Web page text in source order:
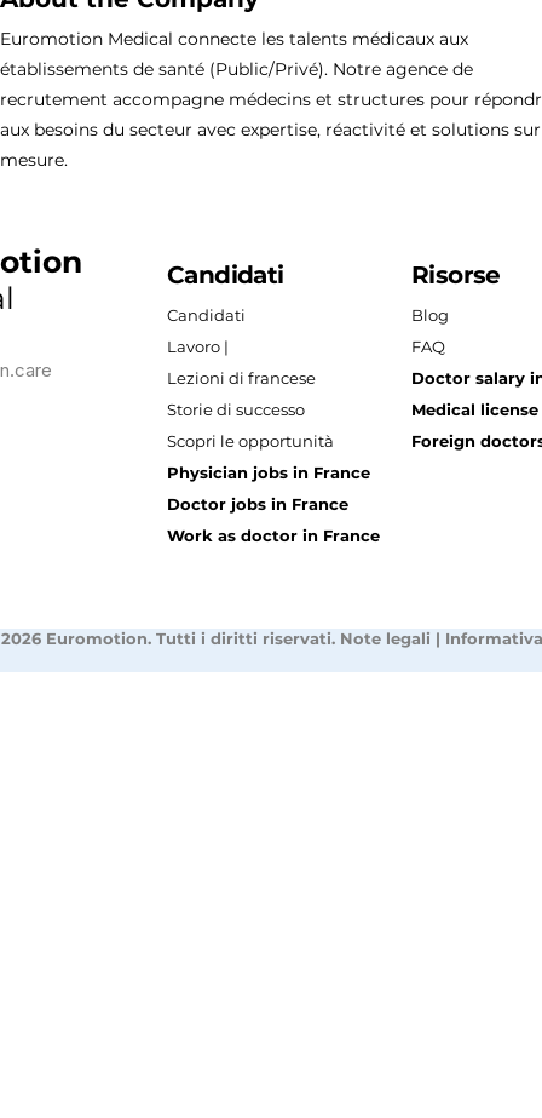
Euromotion Medical connecte les talents médicaux aux
établissements de santé (Public/Privé). Notre agence de
recrutement accompagne médecins et structures pour
aux besoins du secteur avec expertise, réactivité et solutions sur
mesure.
Candidati
Candidati
Lavoro |
Lezioni di francese
Storie di successo
Scopri le opportunità
Physician jobs in France
Doctor jobs in France
Work as doctor in France
Risorse
Blog
FAQ
Doctor salary
Medical
Foreign
Euromotion. Tutti i diritti riservati. Note legali |